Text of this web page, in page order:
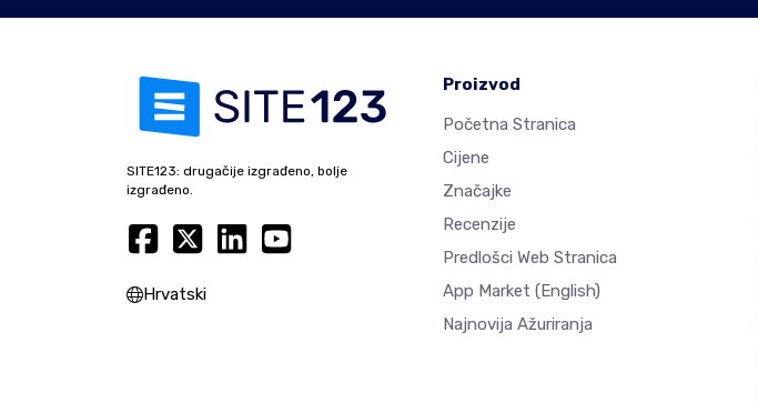
SITE123: drugačije izgrađeno, bolje
izgrađeno.
Hrvatski
Proizvod
Početna Stranica
Cijene
Značajke
Recenzije
Predlošci Web Stranica
App Market (English)
Najnovija Ažuriranja